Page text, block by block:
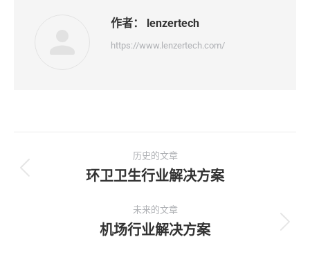
作者： lenzertech
https://www.lenzertech.com/
章
历史的文章
历
的
文
环卫卫生行业解决方案
未来的文章
未
机场行业解决方案